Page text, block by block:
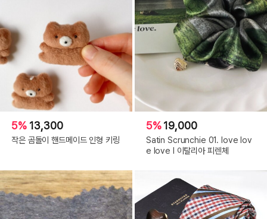
5% 13,300
작은 곰돌이 핸드메이드 인형 키링
5%19,000
Satin Scrunchie 01. love lov
e love l 이탈리아 피렌체